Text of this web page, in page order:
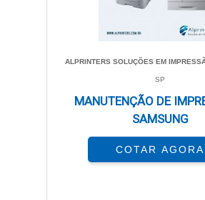
ALPRINTERS SOLUÇÕES EM
SP
MANUTENÇÃO DE
SAMSUNG
COTAR AGORA